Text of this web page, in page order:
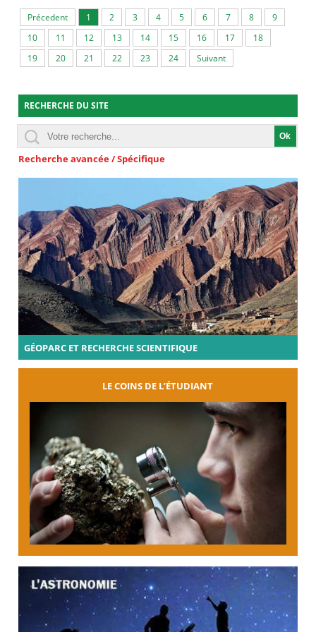
Précedent 1 2 3 4 5 6 7 8
9
10
11 12 13 14 15 16 17
18
19
20 21 22 23 24 Suivant
RECHERCHE DU SITE
Recherche avancée / Spécifique
GÉOPARC ET RECHERCHE SCIENTIFIQUE
LE COINS DE L’ÉTUDIANT